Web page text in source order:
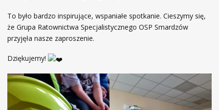
To było bardzo inspirujące, wspaniałe spotkanie. Cieszymy się,
że Grupa Ratownictwa Specjalistycznego OSP Smardzów
przyjęła nasze zaproszenie.
Dziękujemy!